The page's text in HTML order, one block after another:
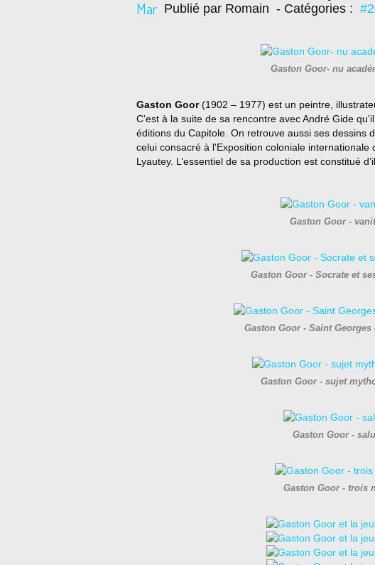
Mar Publié par Romain - Catégories :
Gaston Goor- nu
Gaston Goor(1902 – 1977) est un peintre,
C'est à la suite de sa rencontre avec André Gide
éditions du Capitole. On retrouve aussi ses dessins
celui consacré à l'Exposition coloniale
Lyautey. L’essentiel de sa production est constitué
Gaston Goor -
Gaston Goor - Socrate et
Gaston Goor - Saint Georges
Gaston Goor - sujet
Gaston Goor -
Gaston Goor - trois